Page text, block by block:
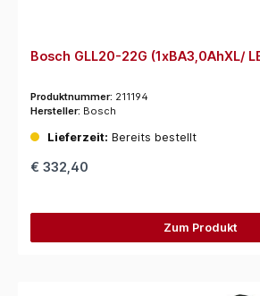
Bosch GLL20-22G (1xBA3,0AhXL/
Produktnummer: 211194
Hersteller: Bosch
Lieferzeit: Bereits bestellt
€ 332,40
Zum Produkt